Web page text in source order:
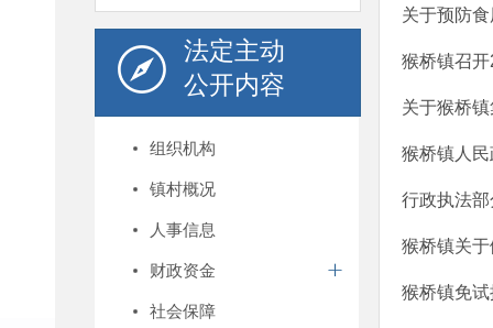
法定主动
公开内容
组织机构
镇村概况
人事信息
财政资金
社会保障
关于预防
猴桥镇召
关于猴桥
猴桥镇人
行政执法
猴桥镇关
猴桥镇免